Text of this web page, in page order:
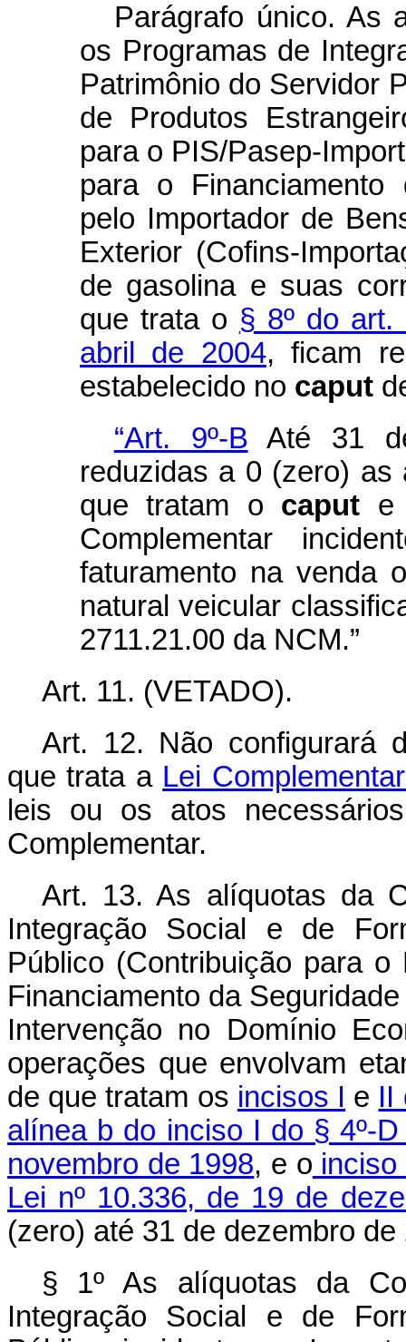
Parágrafo único. As
os Programas de
Patrimônio do Servidor
de Produtos
para o PIS/Pasep-
para o Financiamento
pelo Importador de
Exterior (Cofins-
de gasolina e suas
que trata o § 8º do art.
abril de 2004, ficam
estabelecido no caput
“Art. 9º-B Até 31
reduzidas a 0 (zero) as
que tratam o caput e
Complementar
faturamento na venda
natural veicular
2711.21.00 da NCM.”
Art. 11. (VETADO).
Art. 12. Não configurará
que trata a Lei
leis ou os atos
Complementar.
Art. 13. As alíquotas da
Integração Social e de
Público (Contribuição para
Financiamento da
Intervenção no Domínio
operações que envolvam
de que tratam os incisos I e II
alínea b do inciso I do § 4º-
novembro de 1998, e o
Lei nº 10.336, de 19 de
(zero) até 31 de dezembro de
§ 1º As alíquotas da
Integração Social e de